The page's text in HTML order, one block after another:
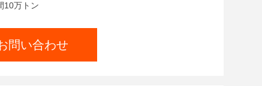
10万トン
問い合わせ